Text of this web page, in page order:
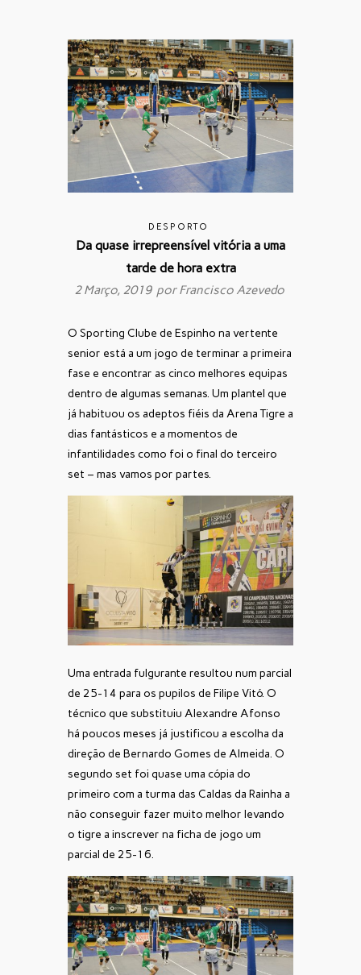
DESPORTO
Da quase irrepreensível vitória a uma
tarde de hora extra
2 Março, 2019 porFrancisco Azevedo
O Sporting Clube de Espinho na vertente
senior está a um jogo de terminar a primeira
fase e encontrar as cinco melhores equipas
dentro de algumas semanas. Um plantel que
já habituou os adeptos fiéis da Arena Tigre a
dias fantásticos e a momentos de
infantilidades como foi o final do terceiro
set – mas vamos por partes.
Uma entrada fulgurante resultou num parcial
de 25-14 para os pupilos de Filipe Vitó. O
técnico que substituiu Alexandre Afonso
há poucos meses já justificou a escolha da
direção de Bernardo Gomes de Almeida. O
segundo set foi quase uma cópia do
primeiro com a turma das Caldas da Rainha a
não conseguir fazer muito melhor levando
o tigre a inscrever na ficha de jogo um
parcial de 25-16.